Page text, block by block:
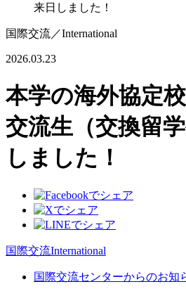
来日しました！
国際交流／International
2026.03.23
本学の海外協定
交流生（交換留
しました！
国際交流International
国際交流センターからのお知